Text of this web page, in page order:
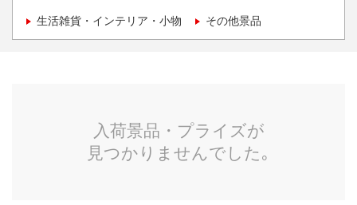
生活雑貨・インテリア・小物 その他景品